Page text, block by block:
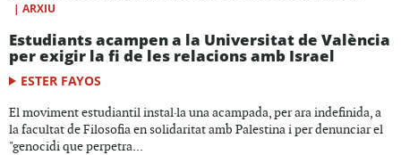
| ARXIU
Estudiants acampen a la Universitat de València
per exigir la fi de les relacions amb Israel
ESTER FAYOS
El moviment estudiantil instal·la una acampada, per ara indefinida, a
la facultat de Filosofia en solidaritat amb Palestina i per denunciar el
"genocidi que perpetra...